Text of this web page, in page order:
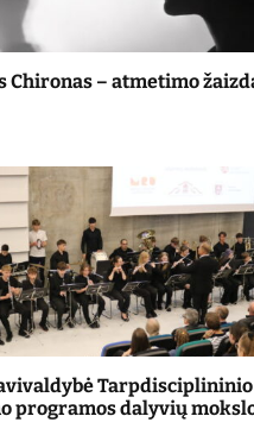
Chironas – atmetimo
programos dalyvių